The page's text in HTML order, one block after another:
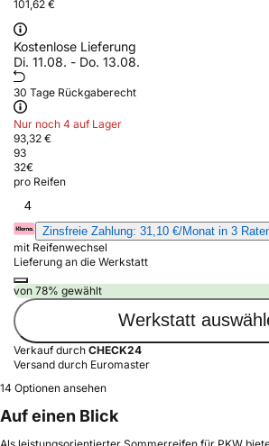
101,62 €
Kostenlose Lieferung
Di. 11.08. - Do. 13.08.
30 Tage Rückgaberecht
Nur noch 4 auf Lager
93,32 €
93
32€
pro Reifen
4
Zinsfreie Zahlung: 31,10 €/Monat in 3
mit Reifenwechsel
Lieferung an die Werkstatt
von 78% gewählt
Werkstatt
Verkauf durch CHECK24
Versand durch Euromaster
14 Optionen ansehen
Auf einen Blick